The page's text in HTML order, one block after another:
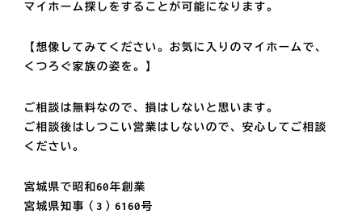
マイホーム探しをすることが可能になります。
【想像してみてください。お気に入りのマイホームで、
くつろぐ家族の姿を。】
ご相談は無料なので、損はしないと思います。
ご相談後はしつこい営業はしないので、安心してご相談
ください。
宮城県で昭和60年創業
宮城県知事（3）6160号